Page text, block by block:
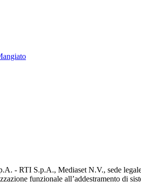
- RTI S.p.A., Mediaset N.V., sede
funzionale all’addestramento di